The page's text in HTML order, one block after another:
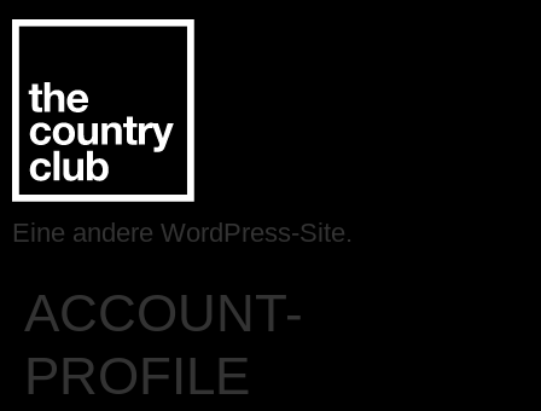
Eine andere WordPress-Site.
ACCOUNT-
PROFILE